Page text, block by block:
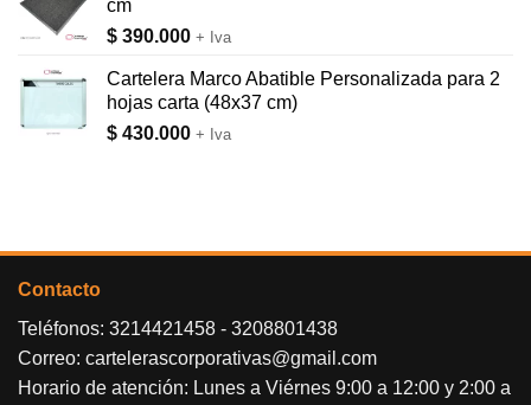
cm
$ 390.000 + Iva
Cartelera Marco Abatible Personalizada para 2
hojas carta (48x37 cm)
$ 430.000 + Iva
Contacto
Teléfonos: 3214421458 - 3208801438
Correo: cartelerascorporativas@gmail.com
Horario de atención: Lunes a Viérnes 9:00 a 12:00 y 2:00 a